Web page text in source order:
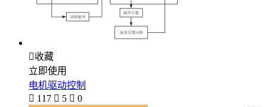
收藏
立即使用
电机驱动控制
 117  5  0